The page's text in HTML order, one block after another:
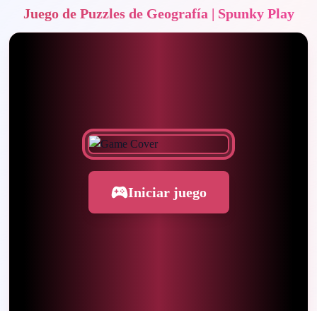
Juego de Puzzles de Geografía | Spunky Play
Iniciar juego